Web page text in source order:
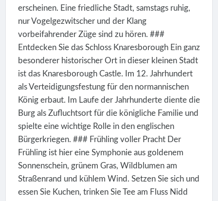
erscheinen. Eine friedliche Stadt, samstags ruhig,
nur Vogelgezwitscher und der Klang
vorbeifahrender Züge sind zu hören. ###
Entdecken Sie das Schloss Knaresborough Ein ganz
besonderer historischer Ort in dieser kleinen Stadt
ist das Knaresborough Castle. Im 12. Jahrhundert
als Verteidigungsfestung für den normannischen
König erbaut. Im Laufe der Jahrhunderte diente die
Burg als Zufluchtsort für die königliche Familie und
spielte eine wichtige Rolle in den englischen
Bürgerkriegen. ### Frühling voller Pracht Der
Frühling ist hier eine Symphonie aus goldenem
Sonnenschein, grünem Gras, Wildblumen am
Straßenrand und kühlem Wind. Setzen Sie sich und
essen Sie Kuchen, trinken Sie Tee am Fluss Nidd